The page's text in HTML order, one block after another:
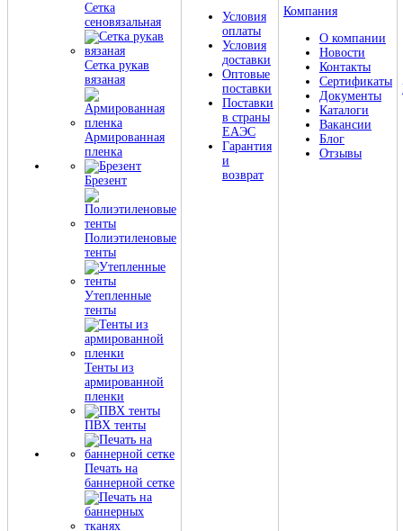
Сетка
сеновязальная
Сетка рукав
вязаная
Армированная
пленка
Брезент
Полиэтиленовые
тенты
Утепленные
тенты
Тенты из
армированной
пленки
ПВХ тенты
Печать на
баннерной сетке
Условия
оплаты
Условия
доставки
Оптовые
поставки
Поставки
в страны
ЕАЭС
Гарантия
и
возврат
Компания
О компании
Новости
Контакты
Сертификаты
Документы
Каталоги
Вакансии
Блог
Отзывы